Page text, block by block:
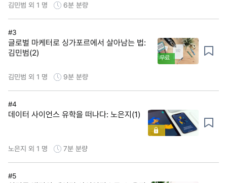
김민범 외 1 명 6분 분량
#3
글로벌 마케터로 싱가포르에서 살아남는 법:
김민범(2)
무료
김민범 외 1 명 9분 분량
#4
데이터 사이언스 유학을 떠나다: 노은지(1)
노은지 외 1 명 7분 분량
#5